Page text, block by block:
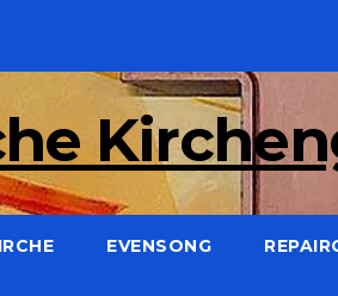
EVENSONG